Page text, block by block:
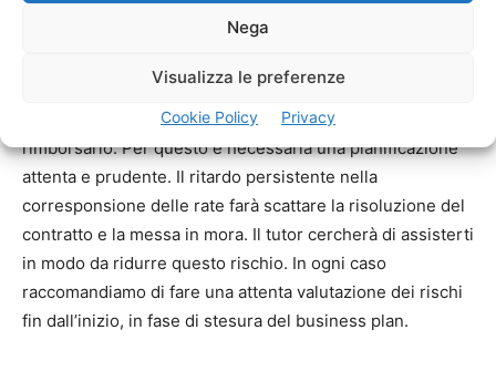
Nega
Visualizza le preferenze
Cookie Policy Privacy
grado di rimborsare il prestito?
Devi essere consapevole che stai sottoscrivendo un
debito e avere la ragionevole certezza che riuscirai a
rimborsarlo. Per questo è necessaria una pianificazione
attenta e prudente. Il ritardo persistente nella
corresponsione delle rate farà scattare la risoluzione del
contratto e la messa in mora. Il tutor cercherà di assisterti
in modo da ridurre questo rischio. In ogni caso
raccomandiamo di fare una attenta valutazione dei rischi
fin dall’inizio, in fase di stesura del business plan.